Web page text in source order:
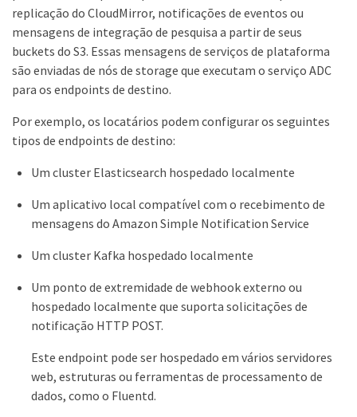
replicação do CloudMirror, notificações de eventos ou
mensagens de integração de pesquisa a partir de seus
buckets do S3. Essas mensagens de serviços de plataforma
são enviadas de nós de storage que executam o serviço ADC
para os endpoints de destino.
Por exemplo, os locatários podem configurar os seguintes
tipos de endpoints de destino:
Um cluster Elasticsearch hospedado localmente
Um aplicativo local compatível com o recebimento de
mensagens do Amazon Simple Notification Service
Um cluster Kafka hospedado localmente
Um ponto de extremidade de webhook externo ou
hospedado localmente que suporta solicitações de
notificação HTTP POST.
Este endpoint pode ser hospedado em vários servidores
web, estruturas ou ferramentas de processamento de
dados, como o Fluentd.